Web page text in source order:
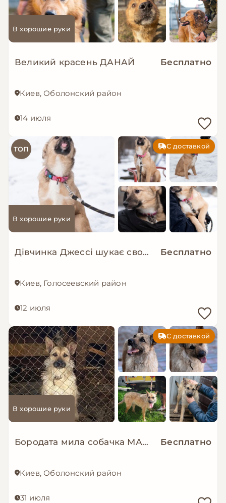
В хорошие руки
Великий красень ДАНАЙ Бесплатно
Киев, Оболонский район
14 июля
ТОП С доставкой
В хорошие руки
Дівчинка Джессі шукає свою сімʼю Бесплатно
Киев, Голосеевский район
12 июля
С доставкой
В хорошие руки
Бородата мила собачка МАЛЬВА мріє про родину! Бесплатно
Киев, Оболонский район
31 июля